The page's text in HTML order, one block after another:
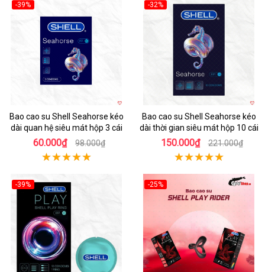
-39%
Bao cao su Shell Seahorse kéo
dài quan hệ siêu mát hộp 3 cái
60.000₫ 98.000₫
-32%
Bao cao su Shell Seahorse kéo
dài thời gian siêu mát hộp 10 cái
150.000₫ 221.000₫
-39%
-25%